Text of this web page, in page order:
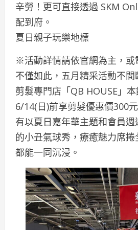
辛勞！更可直接透過 SKM
配到府。
夏日親子玩樂地標
※活動詳情請依官網為主，或
不僅如此，五月精采活動不
剪髮專門店「QB HOUSE」本
6/14(日)前享剪髮優惠價300
有以夏日嘉年華主題和會員
的小丑氣球秀，療癒魅力席
都能一同沉浸。